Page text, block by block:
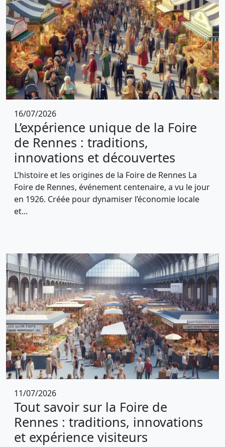
16/07/2026
L’expérience unique de la Foire
de Rennes : traditions,
innovations et découvertes
L’histoire et les origines de la Foire de Rennes La
Foire de Rennes, événement centenaire, a vu le jour
en 1926. Créée pour dynamiser l’économie locale
et...
11/07/2026
Tout savoir sur la Foire de
Rennes : traditions, innovations
et expérience visiteurs